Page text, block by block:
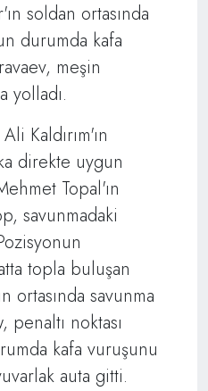
soldan ortasında
durumda kafa
meşin
yolladı.
Kaldırım'ın
direkte uygun
Topal'ın
savunmadaki
topla buluşan
ortasında savunma
penaltı noktası
kafa vuruşunu
auta gitti.